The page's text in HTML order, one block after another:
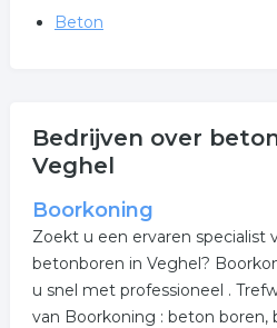
Beton
Bedrijven over
Veghel
Boorkoning
Zoekt u een ervaren specialist
betonboren in Veghel?
u snel met professioneel .
van Boorkoning : beton boren,